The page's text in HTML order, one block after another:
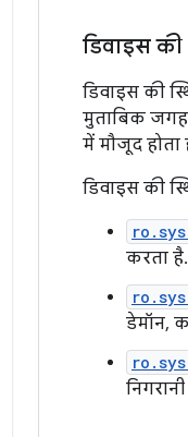
डिवाइस की
डिवाइस की
मुताबिक जगह
में मौजूद होता
डिवाइस की
करता है.
डेमॉन,